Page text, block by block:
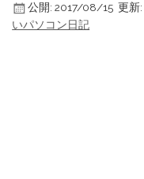
公開: 2017/08/15 更新:
いパソコン日記